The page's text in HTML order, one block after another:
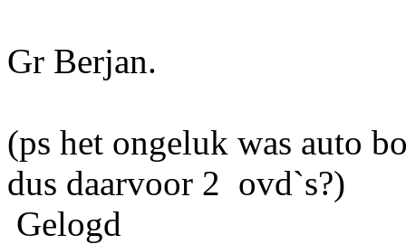
Gr Berjan.
(ps het ongeluk was auto
dus daarvoor 2 ovd`s?)
Gelogd